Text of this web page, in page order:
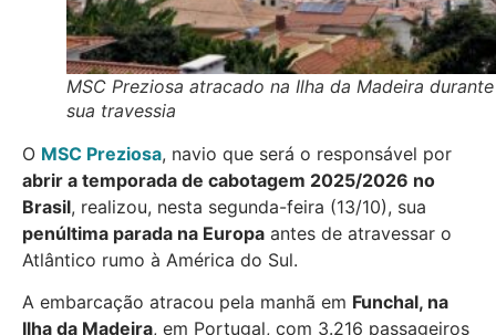
MSC Preziosa atracado na Ilha da Madeira durante
sua travessia
O MSC Preziosa, navio que será o responsável por
abrir a temporada de cabotagem 2025/2026 no
Brasil, realizou, nesta segunda-feira (13/10), sua
penúltima parada na Europa antes de atravessar o
Atlântico rumo à América do Sul.
A embarcação atracou pela manhã em Funchal, na
Ilha da Madeira, em Portugal, com 3.216 passageiros